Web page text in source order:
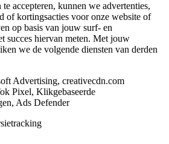
accepteren, kunnen we advertenties,
of kortingsacties voor onze website of
op basis van jouw surf- en
succes hiervan meten. Met jouw
we de volgende diensten van derden
Advertising, creativecdn.com
Pixel, Klikgebaseerde
Ads Defender